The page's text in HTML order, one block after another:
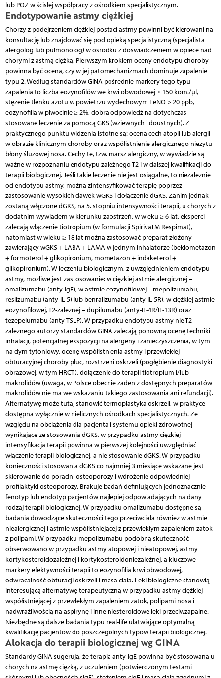
lub POZ w ścisłej współpracy z ośrodkiem specjalistycznym.
Endotypowanie astmy ciężkiej
Chorzy z podejrzeniem ciężkiej postaci astmy powinni być kierowani na
konsultację lub znajdować się pod opieką specjalistyczną (specjalista
alergolog lub pulmonolog) w ośrodku z doświadczeniem w opiece nad
chorymi z astmą ciężką. Pierwszym krokiem oceny endotypu choroby
powinna być ocena, czy w jej patomechanizmach dominuje zapalenie
typu 2. Według standardów GINA pośrednie markery tego typu
zapalenia to liczba eozynofilów we krwi obwodowej ≥ 150 kom./µl,
stężenie tlenku azotu w powietrzu wydechowym FeNO > 20 ppb,
eozynofilia w plwocinie ≥ 2%, dobra odpowiedź na dotychczas
stosowane leczenie za pomocą GKS (wziewnych i doustnych). Z
praktycznego punktu widzenia istotne są: ocena cech atopii lub alergii
w obrazie klinicznym choroby oraz współistnienie alergicznego nieżytu
błony śluzowej nosa. Cechy te, tzw. marsz alergiczny, w wywiadzie są
ważne w rozpoznaniu endotypu zależnego T2 i w dalszej kwalifikacji do
terapii biologicznej. Jeśli takie leczenie nie jest osiągalne, to niezależnie
od endotypu astmy, można zintensyfikować terapię poprzez
zastosowanie wysokich dawek wGKS i dołączenie dGKS. Zanim jednak
zostaną włączone dGKS, na 5. stopniu intensywności terapii, u chorych z
dodatnim wywiadem w kierunku zaostrzeń, w wieku ≥ 6 lat, eksperci
zalecają włączenie tiotropium (w formulacji SpirivaTM Respimat),
natomiast w wieku ≥ 18 lat można zastosować preparat złożony
zawierający wGKS + LABA + LAMA w jednym inhalatorze (beklometazon
+ formoterol + glikopironium, mometazon + indaketerol +
glikopironium). W leczeniu biologicznym, z uwzględnieniem endotypu
astmy, możliwe jest zastosowanie: w ciężkiej astmie alergicznej –
omalizumabu (anty-IgE), w astmie eozynofilowej – mepolizumabu,
reslizumabu (anty-IL-5) lub benralizumabu (anty-IL-5R), w ciężkiej astmie
eozynofilowej, T2-zależnej – dupilumabu (anty-IL-4R/IL-13R) oraz
tezepelumabu (anty-TSLP). W przypadku endotypu astmy nie T2-
zależnego autorzy standardów GINA zalecają ponowną ocenę techniki
inhalacji, potencjalnej ekspozycji na alergeny i zanieczyszczenia, w tym
na dym tytoniowy, ocenę współistnienia astmy i przewlekłej
obturacyjnej choroby płuc, rozstrzeni oskrzeli (pogłębienie diagnostyki
obrazowej, w tym HRCT), dołączenie do terapii tiotropium i/lub
makrolidów (uwaga, w Polsce obecnie żaden z dostępnych preparatów
makrolidów nie ma we wskazaniu takiego zastosowania ani refundacji).
Alternatywę może tutaj stanowić termoplastyka oskrzeli, w praktyce
dostępna wyłącznie w nielicznych ośrodkach specjalistycznych. Ze
względu na obciążenia dla pacjenta i systemu opieki zdrowotnej
wynikające ze stosowania dGKS, w przypadku astmy ciężkiej
intensyfikacja terapii powinna w pierwszej kolejności uwzględniać
włączenie terapii biologicznej, a nie stosowanie dGKS. W przypadku
konieczności stosowania dGKS co najmniej 3 miesiące wskazane jest
skierowanie do poradni osteoporozy i wdrożenie odpowiedniej
profilaktyki osteoporozy. Brakuje badań definiujących jednoznacznie
fenotyp lub endotyp pacjentów najlepiej odpowiadających na dany
rodzaj terapii biologicznej. W przypadku omalizumabu dostępne są
badania dowodzące skuteczności tego przeciwciała również w astmie
niealergicznej i astmie współistniejącej z przewlekłym zapaleniem zatok
z polipami. W przypadku mepolizumabu podobną skuteczność
obserwowano w przypadku astmy atopowej i nieatopowej, astmy
kortykosteroidozależnej i kortykosteroidoniezależnej, a kluczowe
markery efektywności terapii to eozynofilia krwi obwodowej,
odwracalność obturacji oskrzeli i masa ciała. Leki biologiczne stanowią
interesującą alternatywę terapeutyczną w przypadku astmy ciężkiej
współistniejącej z przewlekłym zapaleniem zatok, polipami nosa i
nadwrażliwością na aspirynę i inne niesteroidowe leki przeciwzapalne.
Niezbędne są dalsze badania typu real-life ułatwiające optymalną
kwalifikację pacjentów do poszczególnych typów terapii biologicznej.
Alokacja do terapii biologicznej wg GINA
Standardy GINA sugerują, że terapia anty-IgE powinna być stosowana u
chorych na astmę ciężką, z uczuleniem (potwierdzonym testami